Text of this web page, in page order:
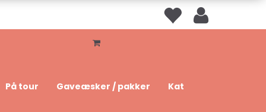
På tour Gaveæsker / pakker Kat